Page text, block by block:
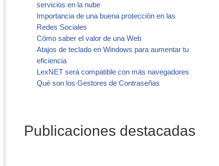
servicios en la nube
Importancia de una buena protección en las
Redes Sociales
Cómo saber el valor de una Web
Atajos de teclado en Windows para aumentar tu
eficiencia
LexNET será compatible con más navegadores
Qué son los Gestores de Contraseñas
Publicaciones destacadas